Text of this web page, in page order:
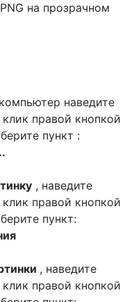
на прозрачном
наведите
правой кнопкой
пункт :
, наведите
правой кнопкой
пункт:
, наведите
правой кнопкой